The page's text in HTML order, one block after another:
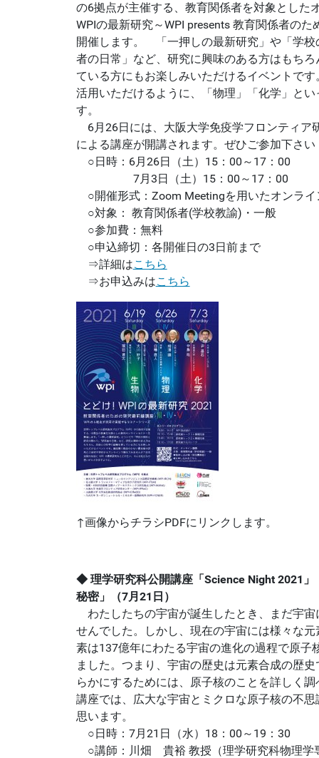
の6拠点が主催する、教育関係者を対象とした
WPIの最新研究～WPI presents 教育関係者の
開催します。 「一押しの最新研究」や「学校
者の日常」など、研究に興味のある方はもち
ている方にもお楽しみいただけるイベントで
活用いただけるように、「物理」「化学」と
す。
6月26日には、大阪大学免疫学フロンティア
による講座が開講されます。ぜひご参加下さい
○日時：6月26日（土）15：00～17：00
7月3日（土）15：00～17：00
○開催形式：Zoom Meetingを用いたオンライ
○対象： 教育関係者(学校教諭)・一般
○参加費：無料
○申込締切：各開催日の3日前まで
⇒詳細はこちら
⇒お申込みはこちら
↑画像からチラシPDFにリンクします。
◆ 理学研究科公開講座「Science Night 2021
秘密」（7月21日）
わたしたちの宇宙が誕生したとき、まだ宇
せんでした。しかし、現在の宇宙には様々な
素は137億年にわたる宇宙の進化の過程で原子
ました。つまり、宇宙の歴史は元素合成の歴
らかにするためには、原子核のことを詳しく
講座では、広大な宇宙とミクロな原子核の不
思います。
○日時：7月21日（水）18：00～19：30
○講師：川畑 貴裕 教授（理学研究科物理学